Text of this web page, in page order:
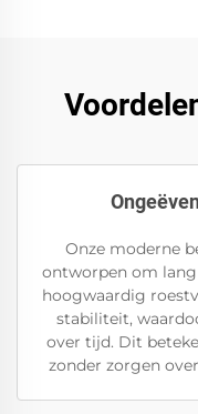
Onze moderne
ontworpen om
hoogwaardig
stabiliteit,
over tijd. Dit
zonder zorgen